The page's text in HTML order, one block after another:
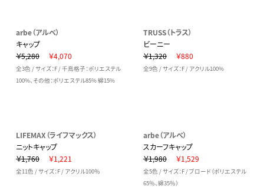
arbe（アルベ）
キャップ
￥5,280
￥4,070
全3色 / サイズ：F / 千鳥格子：ポリエステル
100%、その他：ポリエステル85% 綿15%
TRUSS（トラス）
ビーニー
￥1,320
￥880
全9色 / サイズ：F / アクリル100%
LIFEMAX（ライフマックス）
ニットキャップ
￥1,760
￥1,221
全11色 / サイズ：F / アクリル100％
arbe（アルベ）
スカーフキャップ
￥1,980
￥1,529
全5色 / サイズ：F / ブロード（ポリエステル
65％、綿35％）